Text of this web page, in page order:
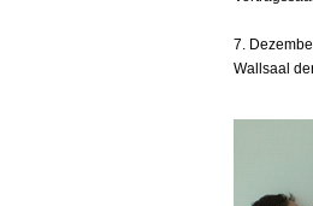
7.
Wallsaal